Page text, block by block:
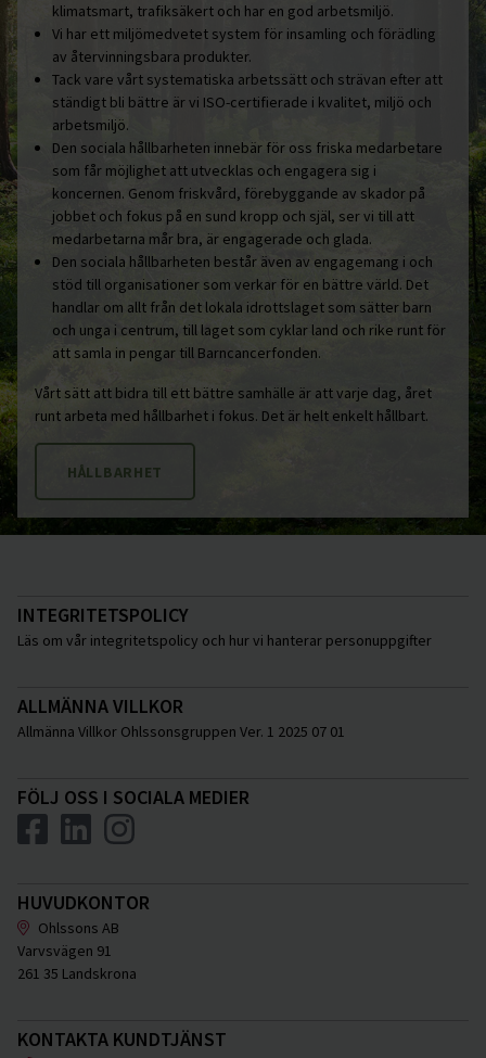
klimatsmart, trafiksäkert och har en god arbetsmiljö.
Vi har ett miljömedvetet system för insamling och förädling
av återvinningsbara produkter.
Tack vare vårt systematiska arbetssätt och strävan efter att
ständigt bli bättre är vi ISO-certifierade i kvalitet, miljö och
arbetsmiljö.
Den sociala hållbarheten innebär för oss friska medarbetare
som får möjlighet att utvecklas och engagera sig i
koncernen. Genom friskvård, förebyggande av skador på
jobbet och fokus på en sund kropp och själ, ser vi till att
medarbetarna mår bra, är engagerade och glada.
Den sociala hållbarheten består även av engagemang i och
stöd till organisationer som verkar för en bättre värld. Det
handlar om allt från det lokala idrottslaget som sätter barn
och unga i centrum, till laget som cyklar land och rike runt för
att samla in pengar till Barncancerfonden.
Vårt sätt att bidra till ett bättre samhälle är att varje dag, året
runt arbeta med hållbarhet i fokus. Det är helt enkelt hållbart.
HÅLLBARHET
INTEGRITETSPOLICY
Läs om vår integritetspolicy och hur vi hanterar personuppgifter
ALLMÄNNA VILLKOR
Allmänna Villkor Ohlssonsgruppen Ver. 1 2025 07 01
FÖLJ OSS I SOCIALA MEDIER
HUVUDKONTOR
Ohlssons AB
Varvsvägen 91
261 35 Landskrona
KONTAKTA KUNDTJÄNST